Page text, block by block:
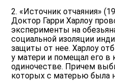
2. «Источник отчаяния»
Доктор Гарри Харлоу
эксперименты на
социальной изоляции
защиты от нее. Харлоу
у матери и помещал его в
одиночестве. Причем
которых с матерью была